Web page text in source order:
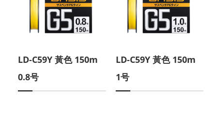
LD-C59Y 黃色 150m
0.8号
LD-C59Y 黃色 150m
1号